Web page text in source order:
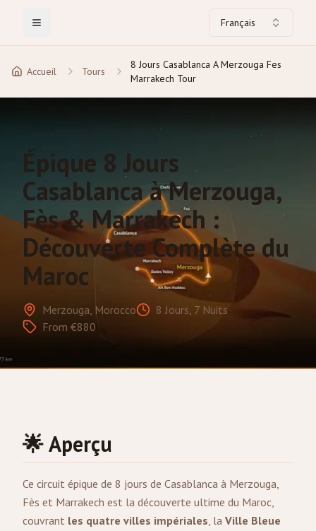
Toggle Menu Français
Accueil Tours
8 Jours Casablanca A Merzouga Fes
Marrakech Tour
Épique 8 Jours
Casablanca à Merzouga,
Fès & Marrakech :
Découverte Complète du
Maroc
Merzouga, Morocco
8 Jours, 7 Nuits
From €880
🌟 Aperçu
Ce circuit épique de 8 jours de Casablanca à Merzouga,
Fès et Marrakech est la découverte ultime du Maroc,
couvrant les quatre villes impériales, la Ville Bleue